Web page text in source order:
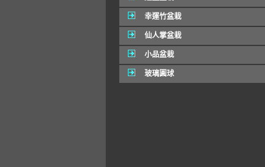
幸運竹盆栽
仙人掌盆栽
小品盆栽
玻璃圓球